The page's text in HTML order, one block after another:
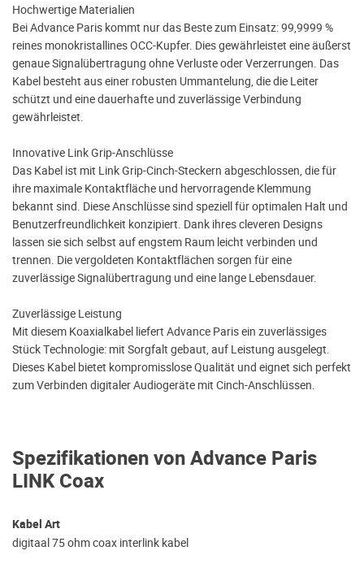
Spezifikationen von Advance Paris
LINK Coax
Kabel Art
digitaal 75 ohm coax interlink kabel
Hochwertige Materialien
Bei Advance Paris kommt nur das Beste zum Einsatz: 99,9999 %
reines monokristallines OCC-Kupfer. Dies gewährleistet eine äußerst
genaue Signalübertragung ohne Verluste oder Verzerrungen. Das
Kabel besteht aus einer robusten Ummantelung, die die Leiter
schützt und eine dauerhafte und zuverlässige Verbindung
gewährleistet.
Innovative Link Grip-Anschlüsse
Das Kabel ist mit Link Grip-Cinch-Steckern abgeschlossen, die für
ihre maximale Kontaktfläche und hervorragende Klemmung
bekannt sind. Diese Anschlüsse sind speziell für optimalen Halt und
Benutzerfreundlichkeit konzipiert. Dank ihres cleveren Designs
lassen sie sich selbst auf engstem Raum leicht verbinden und
trennen. Die vergoldeten Kontaktflächen sorgen für eine
zuverlässige Signalübertragung und eine lange Lebensdauer.
Zuverlässige Leistung
Mit diesem Koaxialkabel liefert Advance Paris ein zuverlässiges
Stück Technologie: mit Sorgfalt gebaut, auf Leistung ausgelegt.
Dieses Kabel bietet kompromisslose Qualität und eignet sich perfekt
zum Verbinden digitaler Audiogeräte mit Cinch-Anschlüssen.